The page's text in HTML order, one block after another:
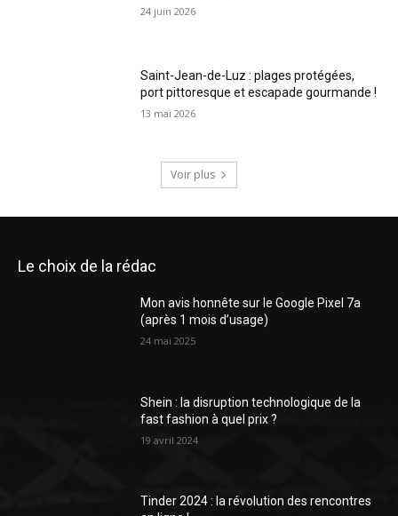
24 juin 2026
Saint-Jean-de-Luz : plages protégées,
port pittoresque et escapade gourmande !
13 mai 2026
Voir plus
Le choix de la rédac
Mon avis honnête sur le Google Pixel 7a
(après 1 mois d’usage)
24 mai 2025
Shein : la disruption technologique de la
fast fashion à quel prix ?
19 avril 2024
Tinder 2024 : la révolution des rencontres